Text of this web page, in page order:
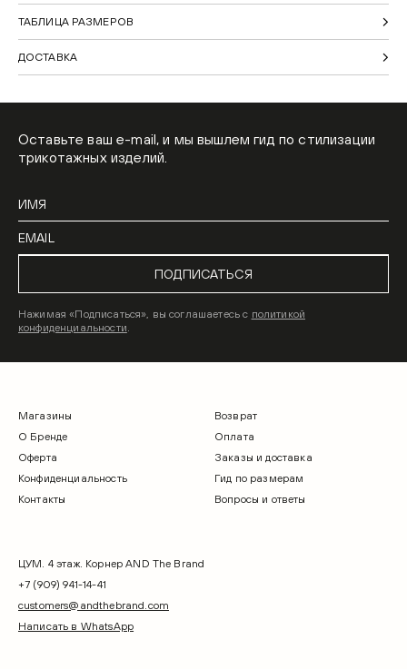
ТАБЛИЦА РАЗМЕРОВ
ДОСТАВКА
Оставьте ваш e-mail, и мы вышлем гид по стилизации
трикотажных изделий.
ПОДПИСАТЬСЯ
Нажимая «Подписаться», вы соглашаетесь с политикой
конфиденциальности.
Магазины
О Бренде
Оферта
Конфиденциальность
Контакты
Возврат
Оплата
Заказы и доставка
Гид по размерам
Вопросы и ответы
ЦУМ. 4 этаж. Корнер AND The Brand
+7 (909) 941-14-41
customers@andthebrand.com
Написать в WhatsApp